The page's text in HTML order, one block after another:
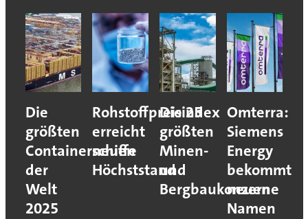
Die
größten
Containerschiffe
der
Welt
2025
Rohstoffpreisindex
erreicht
neuen
Höchststand
Die 25
größten
Minen-
und
Bergbaukonzerne
Omterra:
Siemens
Energy
bekommt
neuen
Namen